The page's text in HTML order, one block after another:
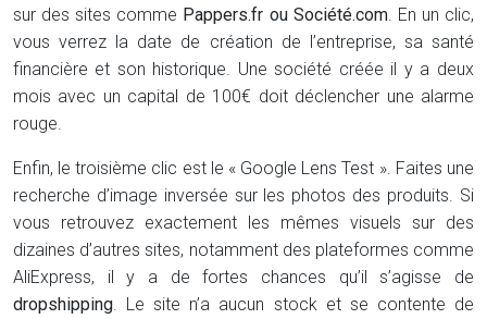
sur des sites comme Pappers.fr ou Société.com. En un clic,
vous verrez la date de création de l’entreprise, sa santé
financière et son historique. Une société créée il y a deux
mois avec un capital de 100€ doit déclencher une alarme
rouge.
Enfin, le troisième clic est le « Google Lens Test ». Faites une
recherche d’image inversée sur les photos des produits. Si
vous retrouvez exactement les mêmes visuels sur des
dizaines d’autres sites, notamment des plateformes comme
AliExpress, il y a de fortes chances qu’il s’agisse de
dropshipping. Le site n’a aucun stock et se contente de